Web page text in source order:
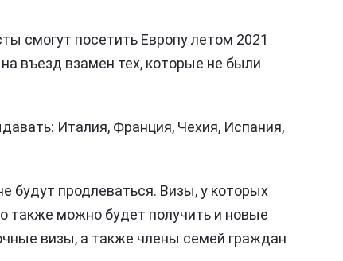
смогут посетить Европу летом 2021
въезд взамен тех, которые не были
Италия, Франция, Чехия, Испания,
будут продлеваться. Визы, у которых
также можно будет получить и новые
визы, а также члены семей граждан